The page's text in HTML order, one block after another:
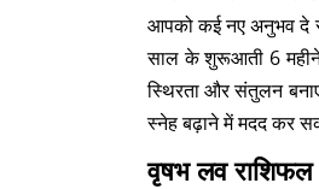
आपको कई नए अनुभव दे
साल के शुरूआती 6
स्थिरता और संतुलन
स्नेह बढ़ाने में मदद कर
वृषभ लव